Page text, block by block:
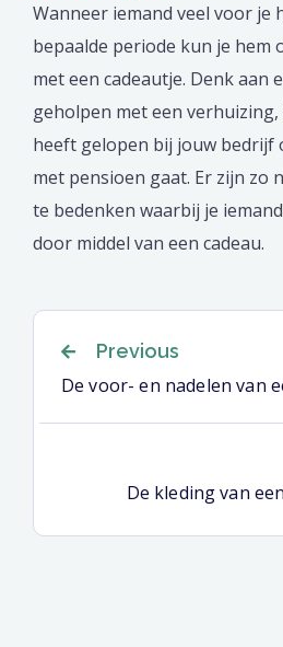
Wanneer iemand veel voor je
bepaalde periode kun je hem
met een cadeautje. Denk aan
geholpen met een verhuizing,
heeft gelopen bij jouw bedrijf
met pensioen gaat. Er zijn zo
te bedenken waarbij je
door middel van een cadeau.
Berichtnavigatie
Previous
De voor- en nadelen van
De kleding van